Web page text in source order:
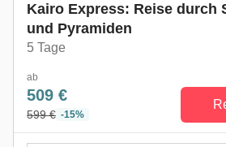
Kairo Express: Reise durch
und Pyramiden
5 Tage
ab
509 €
599 € -15%